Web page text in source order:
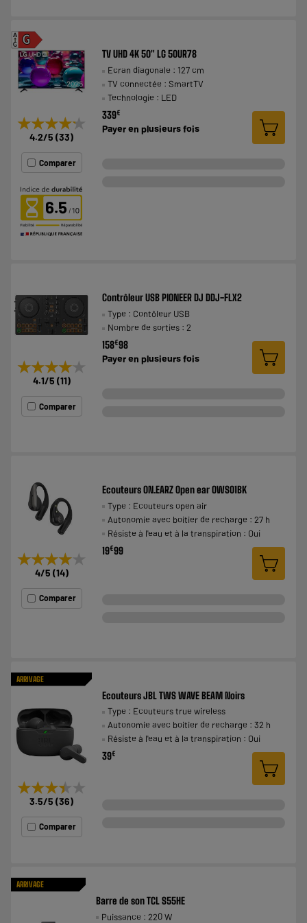
G
A
G
★★★★★
★★★★★
4.2/5 (33)
Comparer
6.5
TV UHD 4K 50" LG 50UR78
Ecran diagonale : 127 cm
TV connectée : SmartTV
Technologie : LED
339€
Payer en plusieurs fois
★★★★★
★★★★★
4.1/5 (11)
Comparer
Contrôleur USB PIONEER DJ DDJ-FLX2
Type : Contôleur USB
Nombre de sorties : 2
158€98
Payer en plusieurs fois
★★★★★
★★★★★
4/5 (14)
Comparer
Ecouteurs ON.EARZ Open ear OWS01BK
Type : Ecouteurs open air
Autonomie avec boitier de recharge : 27 h
Résiste à l'eau et à la transpiration : Oui
19€99
ARRIVAGE
★★★★★
★★★★★
3.5/5 (36)
Comparer
Ecouteurs JBL TWS WAVE BEAM Noirs
Type : Ecouteurs true wireless
Autonomie avec boitier de recharge : 32 h
Résiste à l'eau et à la transpiration : Oui
39€
ARRIVAGE
Barre de son TCL S55HE
Puissance : 220 W